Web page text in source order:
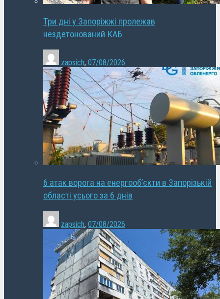
Три дні у Запоріжжі пролежав
нездетонований КАБ
zapsich, 07/08/2026
6 атак ворога на енергооб’єкти в Запорізькій
області усього за 6 днів
zapsich, 07/08/2026